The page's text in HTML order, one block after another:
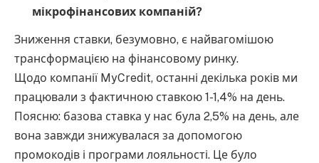
мікрофінансових компаній?
Зниження ставки, безумовно, є найвагомішою
трансформацією на фінансовому ринку.
Щодо компанії MyCredit, останні декілька років ми
працювали з фактичною ставкою 1-1,4% на день.
Поясню: базова ставка у нас була 2,5% на день, але
вона завжди знижувалася за допомогою
промокодів і програми лояльності. Це було